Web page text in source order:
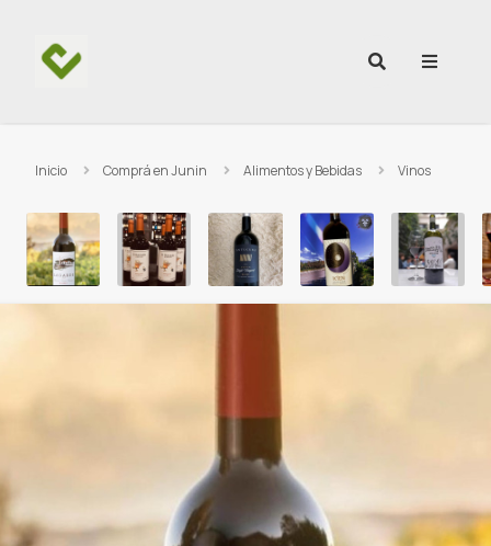
Inicio Comprá en Junin Alimentos y Bebidas Vinos